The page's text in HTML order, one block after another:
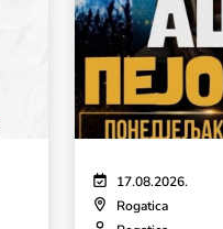
17.08.2026.
Rogatica